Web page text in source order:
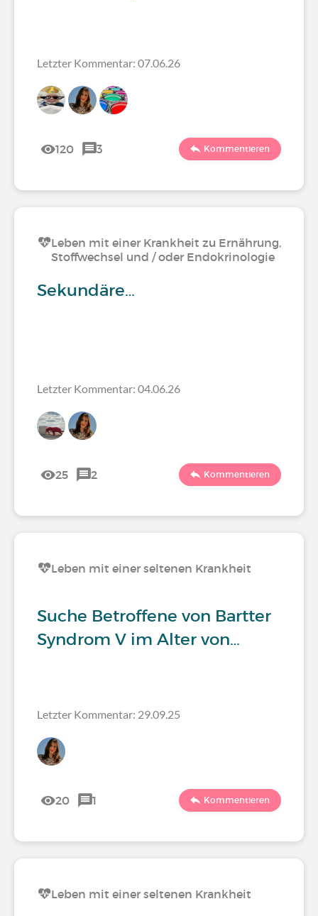
Letzter Kommentar: 07.06.26
120 3 Kommentieren
Leben mit einer Krankheit zu Ernährung,
Stoffwechsel und / oder Endokrinologie
Sekundäre…
Letzter Kommentar: 04.06.26
25 2 Kommentieren
Leben mit einer seltenen Krankheit
Suche Betroffene von Bartter
Syndrom V im Alter von…
Letzter Kommentar: 29.09.25
20 1 Kommentieren
Leben mit einer seltenen Krankheit